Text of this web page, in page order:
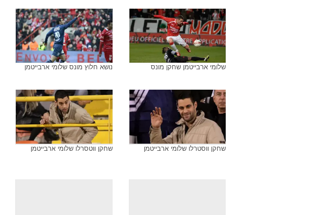
שלומי ארבייטמן שחקן מונס נושא חלוץ מונס שלומי ארבייטמן
שחקן ווסטרלו שלומי ארבייטמן שחקן ווטסרלו שלומי ארבייטמן